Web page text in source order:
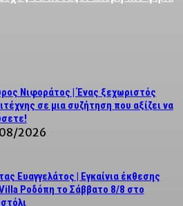
Νιφοράτος | Ένας ξεχωριστός
σε μια συζήτηση που αξίζει να
2026
Ευαγγελάτος | Εγκαίνια έκθεσης
Ροδόπη το Σάββατο 8/8 στο